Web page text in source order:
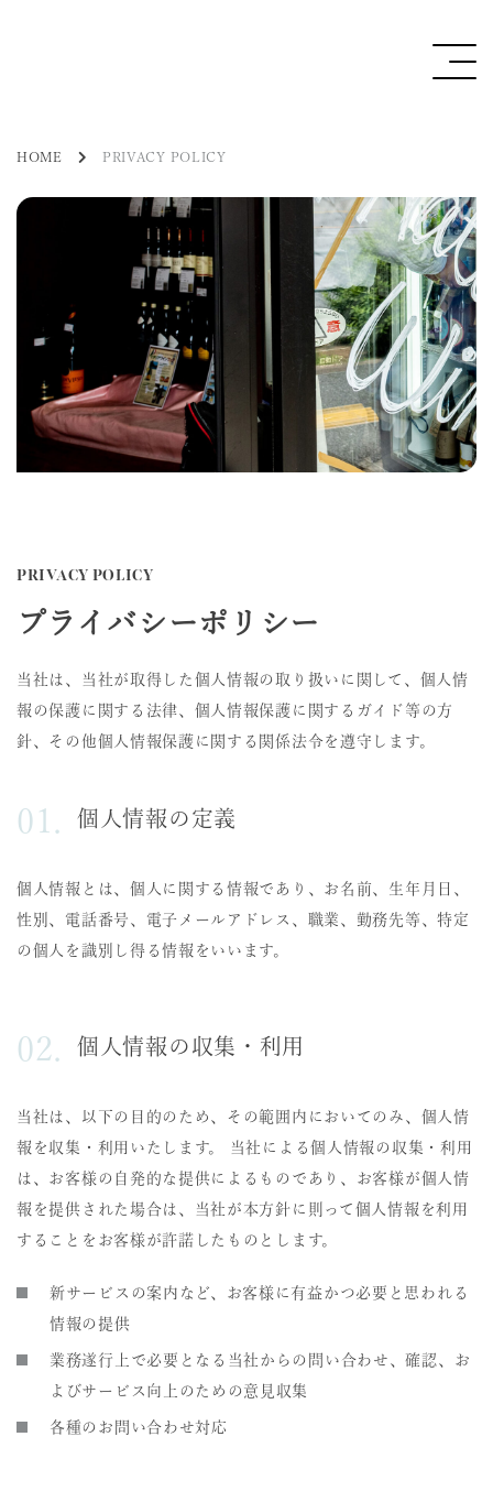
HOME PRIVACY POLICY
PRIVACY POLICY
プライバシーポリシー
当社は、当社が取得した個人情報の取り扱いに関して、個人情
報の保護に関する法律、個人情報保護に関するガイド等の方
針、その他個人情報保護に関する関係法令を遵守します。
個人情報の定義
個人情報とは、個人に関する情報であり、お名前、生年月日、
性別、電話番号、電子メールアドレス、職業、勤務先等、特定
の個人を識別し得る情報をいいます。
個人情報の収集・利用
当社は、以下の目的のため、その範囲内においてのみ、個人情
報を収集・利用いたします。 当社による個人情報の収集・利用
は、お客様の自発的な提供によるものであり、お客様が個人情
報を提供された場合は、当社が本方針に則って個人情報を利用
することをお客様が許諾したものとします。
新サービスの案内など、お客様に有益かつ必要と思われる
情報の提供
業務遂行上で必要となる当社からの問い合わせ、確認、お
よびサービス向上のための意見収集
各種のお問い合わせ対応